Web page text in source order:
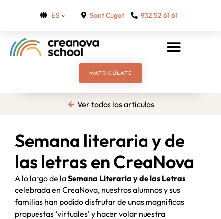
ES Sant Cugat 932 52 61 61
MATRICÚLATE
Ver todos los artículos
Semana literaria y de
las letras en CreaNova
A lo largo de laSemana Literaria y de las Letras
celebrada en CreaNova, nuestros alumnos y sus
familias han podido disfrutar de unas magníficas
propuestas ‘virtuales’ y hacer volar nuestra